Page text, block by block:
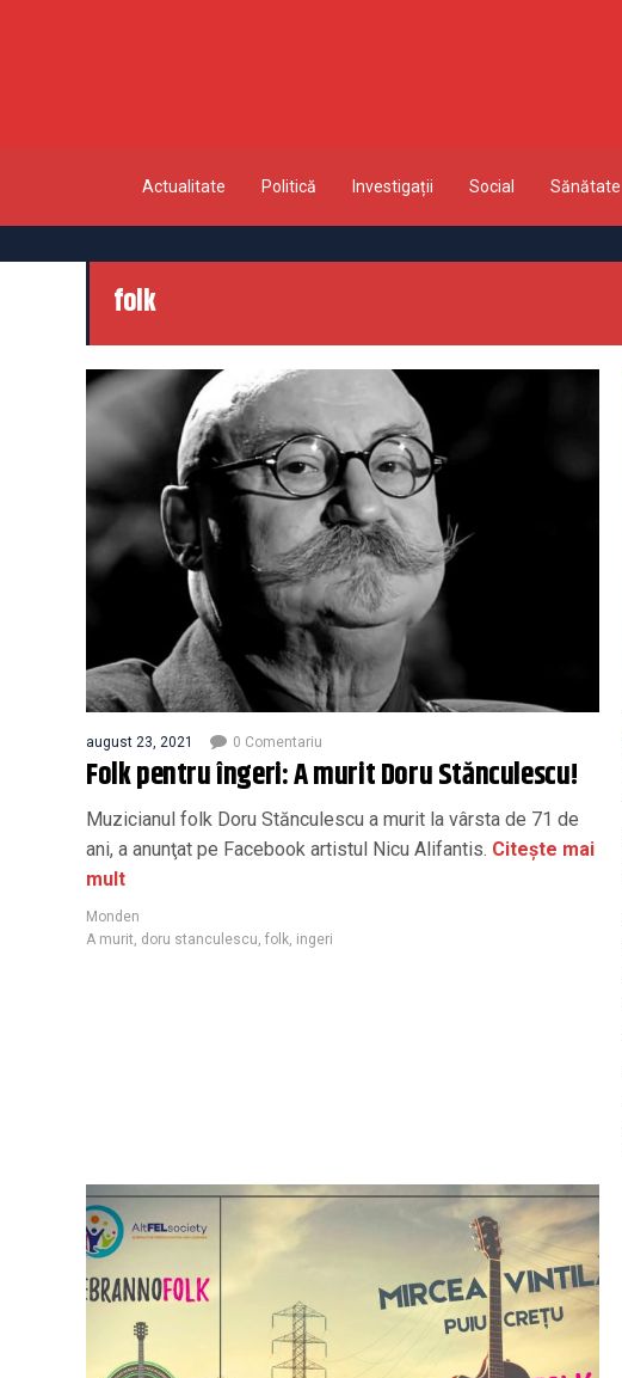
Actualitate Politică Investigații Social Sănătate
folk
august 23, 2021 0 Comentariu
Folk pentru îngeri: A murit Doru Stănculescu!
Muzicianul folk Doru Stănculescu a murit la vârsta de 71 de
ani, a anunţat pe Facebook artistul Nicu Alifantis. Citește mai
mult
Monden
A murit doru stanculescu folk ingeri